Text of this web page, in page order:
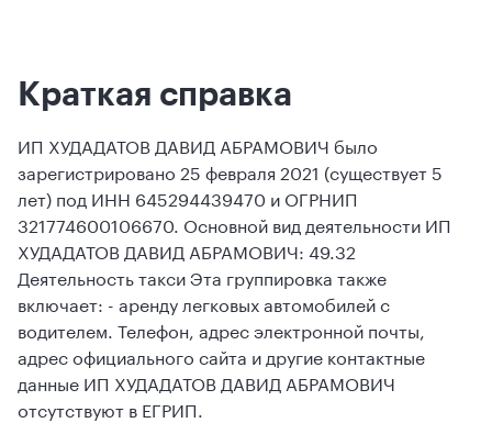
Краткая справка
ИП ХУДАДАТОВ ДАВИД АБРАМОВИЧ было
зарегистрировано 25 февраля 2021 (существует 5
лет) под ИНН 645294439470 и ОГРНИП
321774600106670. Основной вид деятельности ИП
ХУДАДАТОВ ДАВИД АБРАМОВИЧ: 49.32
Деятельность такси Эта группировка также
включает: - аренду легковых автомобилей с
водителем. Телефон, адрес электронной почты,
адрес официального сайта и другие контактные
данные ИП ХУДАДАТОВ ДАВИД АБРАМОВИЧ
отсутствуют в ЕГРИП.